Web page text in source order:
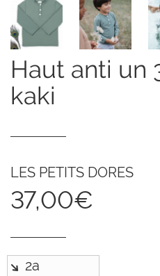
haut anti un 3 boutons
kaki
LES PETITS DORES
37,00€